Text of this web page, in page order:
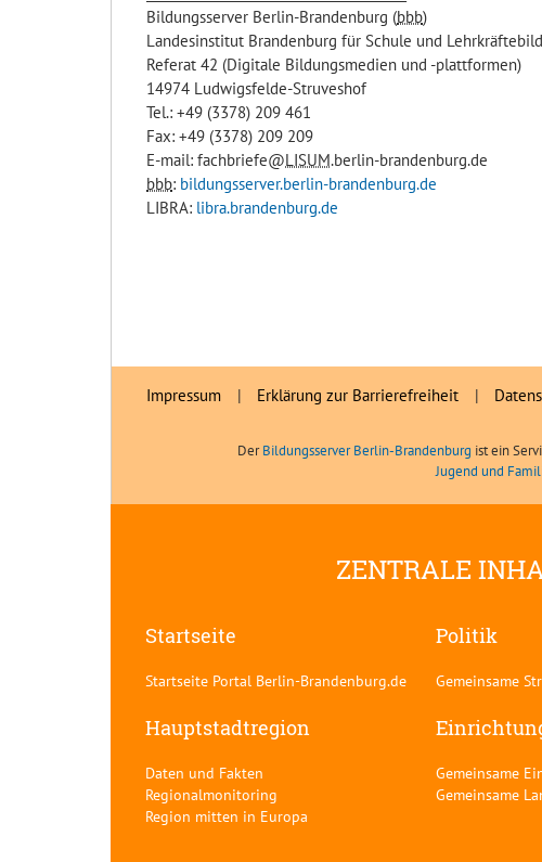
Bildungsserver Berlin-Brandenburg (bbb)
Landesinstitut Brandenburg für Schule und
Referat 42 (Digitale Bildungsmedien und -plattformen)
14974 Ludwigsfelde-Struveshof
Tel.: +49 (3378) 209 461
Fax: +49 (3378) 209 209
E-mail: fachbriefe@LISUM.berlin-brandenburg.de
bbb: bildungsserver.berlin-brandenburg.de
LIBRA: libra.brandenburg.de
Impressum | Erklärung zur Barrierefreiheit |
DerBildungsserver Berlin-Brandenburg ist ein
Jugend und
ZENTRALE
Startseite
Startseite Portal Berlin-Brandenburg.de
Hauptstadtregion
Daten und Fakten
Regionalmonitoring
Region mitten in Europa
Politik
Gemeinsame
Gemeinsame
Gemeinsame